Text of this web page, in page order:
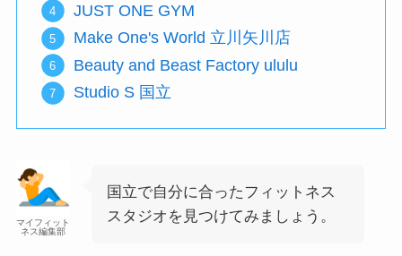
JUST ONE GYM
Make One's World 立川矢川店
Beauty and Beast Factory ululu
Studio S 国立
マイフィット
ネス編集部
国立で自分に合ったフィットネス
スタジオを見つけてみましょう。